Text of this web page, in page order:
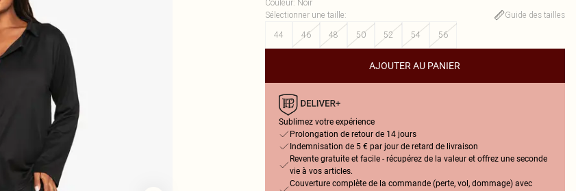
Couleur: Noir
Sélectionner une taille:
Guide des tailles
44
46 48 50 52 54 56
AJOUTER AU PANIER
Sublimez votre expérience
Prolongation de retour de 14 jours
Indemnisation de 5 € par jour de retard de livraison
Revente gratuite et facile - récupérez de la valeur et offrez une seconde
vie à vos articles.
Couverture complète de la commande (perte, vol, dommage) avec